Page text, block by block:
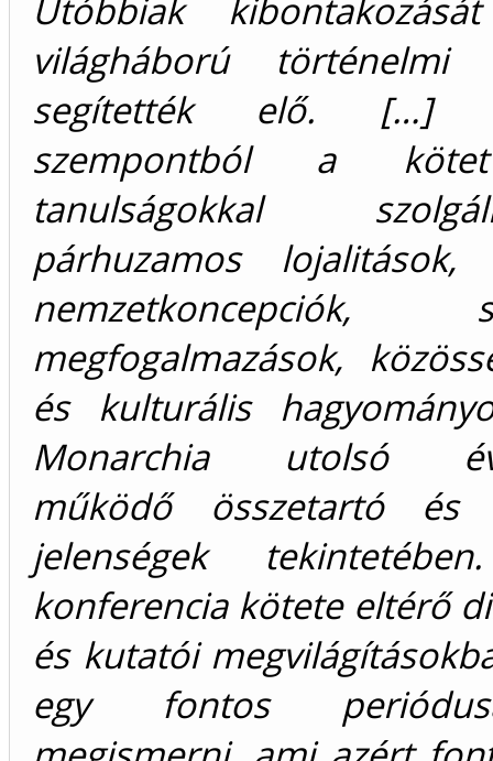
Utóbbiak
világháború történelmi
segítették elő. […]
szempontból a
tanulságokkal
párhuzamos lojalitások,
nemzetkoncepciók,
megfogalmazások,
és kulturális
Monarchia utolsó
működő összetartó és
jelenségek
konferencia kötete eltérő
és kutatói
egy fontos